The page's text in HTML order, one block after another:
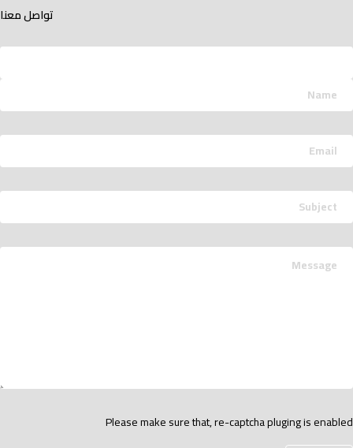
تواصل معنا
Please make sure that, re-captcha pluging is enabled